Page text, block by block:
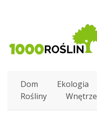
Dom Ekologia
Rośliny
Wnętrze